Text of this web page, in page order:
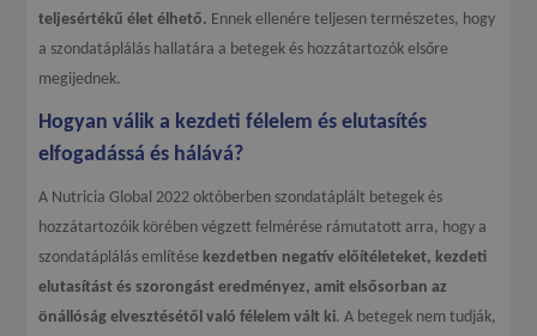
teljesértékű élet élhető. Ennek ellenére teljesen természetes, hogy
a szondatáplálás hallatára a betegek és hozzátartozók elsőre
megijednek.
Hogyan válik a kezdeti félelem és elutasítés
elfogadássá és hálává?
A Nutricia Global 2022 októberben szondatáplált betegek és
hozzátartozóik körében végzett felmérése rámutatott arra, hogy a
szondatáplálás említése kezdetben negatív előítéleteket, kezdeti
elutasítást és szorongást eredményez, amit elsősorban az
önállóság elvesztésétől való félelem vált ki. A betegek nem tudják,